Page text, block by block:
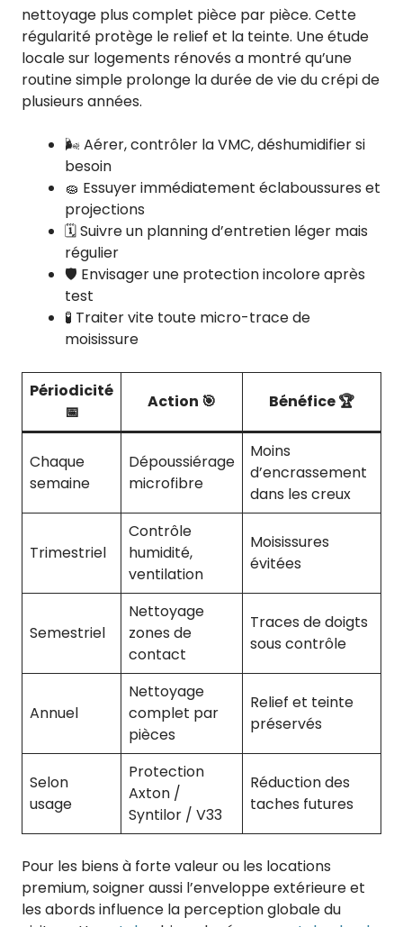
nettoyage plus complet pièce par pièce. Cette
régularité protège le relief et la teinte. Une étude
locale sur logements rénovés a montré qu’une
routine simple prolonge la durée de vie du crépi de
plusieurs années.
🌬️ Aérer, contrôler la VMC, déshumidifier si
besoin
🧽 Essuyer immédiatement éclaboussures et
projections
🗓️ Suivre un planning d’entretien léger mais
régulier
🛡️ Envisager une protection incolore après
test
🧪 Traiter vite toute micro-trace de
moisissure
Périodicité
📅
Action 🎯 Bénéfice 🏆
Chaque
semaine
Dépoussiérage
microfibre
Moins
d’encrassement
dans les creux
Trimestriel
Contrôle
humidité,
ventilation
Moisissures
évitées
Semestriel
Nettoyage
zones de
contact
Traces de doigts
sous contrôle
Annuel
Nettoyage
complet par
pièces
Relief et teinte
préservés
Selon
usage
Protection
Axton /
Syntilor / V33
Réduction des
taches futures
Pour les biens à forte valeur ou les locations
premium, soigner aussi l’enveloppe extérieure et
les abords influence la perception globale du